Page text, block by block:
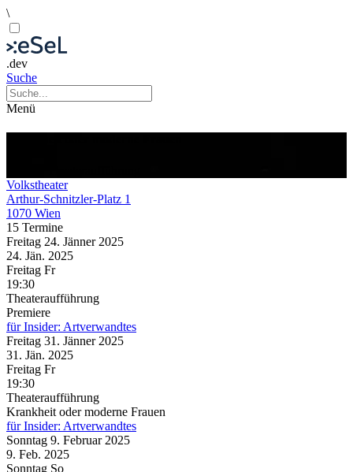
\
.dev
Suche
Menü
Volkstheater
Arthur-Schnitzler-Platz 1
1070 Wien
15 Termine
Freitag 24. Jänner 2025
24. Jän. 2025
Freitag Fr
19:30
Theateraufführung
Premiere
für Insider: Artverwandtes
Freitag 31. Jänner 2025
31. Jän. 2025
Freitag Fr
19:30
Theateraufführung
Krankheit oder moderne Frauen
für Insider: Artverwandtes
Sonntag 9. Februar 2025
9. Feb. 2025
Sonntag So